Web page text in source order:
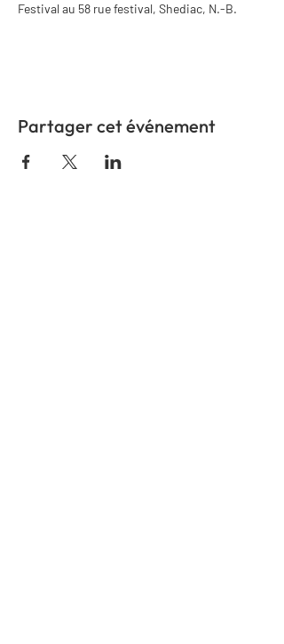
Festival au 58 rue festival, Shediac, N.-B.
Partager cet événement